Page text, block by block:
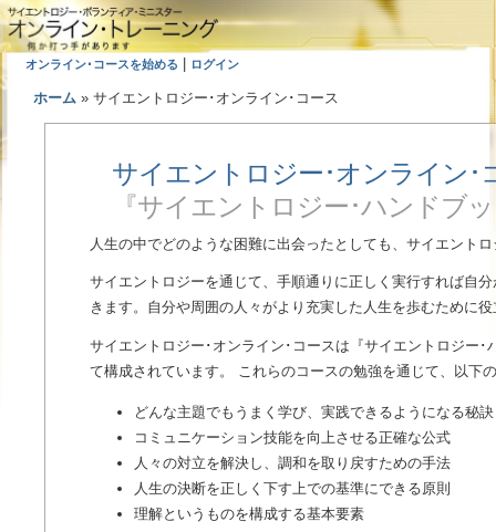
オンライン･コースを始める ログイン
ホーム » サイエントロジー･オンライン･コース
サイエントロジー･オンライン･
『サイエントロジー･ハンドブ
人生の中でどのような困難に出会ったとしても、サイエント
サイエントロジーを通じて、手順通りに正しく実行すれば自
きます。自分や周囲の人々がより充実した人生を歩むために
サイエントロジー･オンライン･コースは『サイエントロジー
て構成されています。 これらのコースの勉強を通じて、以下
どんな主題でもうまく学び、実践できるようになる秘訣
コミュニケーション技能を向上させる正確な公式
人々の対立を解決し、調和を取り戻すための手法
人生の決断を正しく下す上での基準にできる原則
理解というものを構成する基本要素